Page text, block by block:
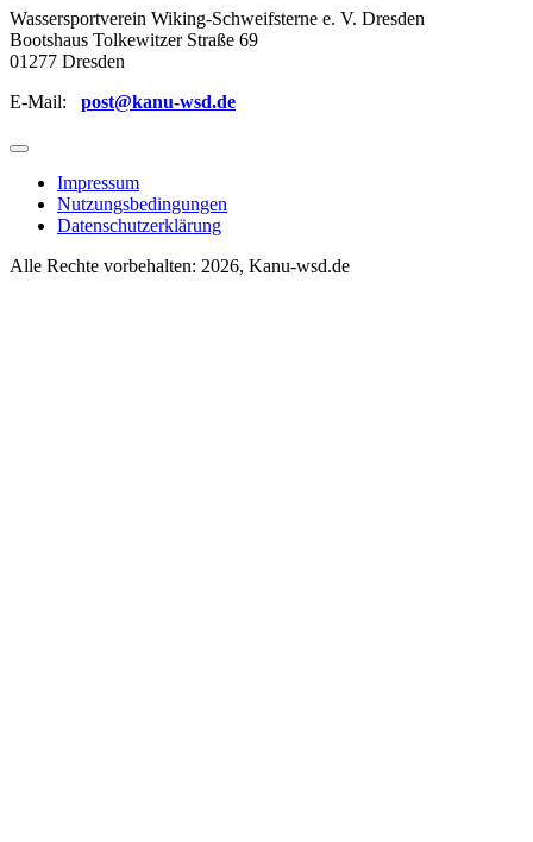
Wassersportverein Wiking-Schweifsterne e. V. Dresden
Bootshaus Tolkewitzer Straße 69
01277 Dresden
E-Mail: post@kanu-wsd.de
Impressum
Nutzungsbedingungen
Datenschutzerklärung
Alle Rechte vorbehalten: 2026, Kanu-wsd.de